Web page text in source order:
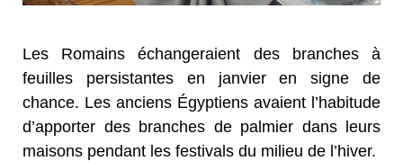
Les Romains échangeraient des branches à
feuilles persistantes en janvier en signe de
chance. Les anciens Égyptiens avaient l’habitude
d’apporter des branches de palmier dans leurs
maisons pendant les festivals du milieu de l’hiver.